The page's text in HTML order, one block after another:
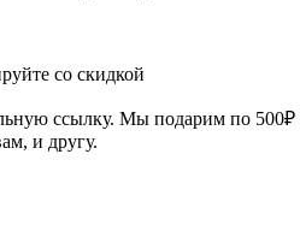
со скидкой
ссылку. Мы подарим по 500₽
и другу.